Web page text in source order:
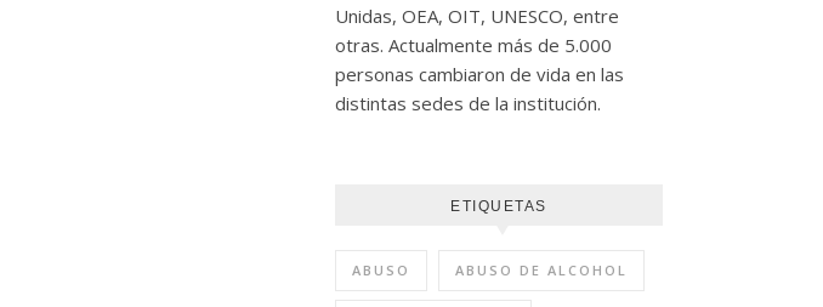
Unidas, OEA, OIT, UNESCO, entre
otras. Actualmente más de 5.000
personas cambiaron de vida en las
distintas sedes de la institución.
ETIQUETAS
ABUSO ABUSO DE ALCOHOL